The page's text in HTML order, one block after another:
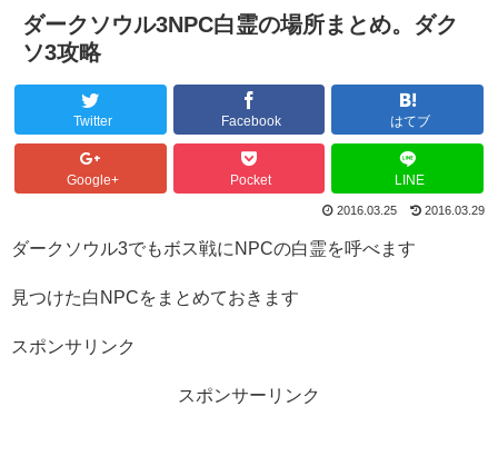
ダークソウル3NPC白霊の場所まとめ。ダク
ソ3攻略
Twitter Facebook はてブ
Google+ Pocket LINE
2016.03.25 2016.03.29
ダークソウル3でもボス戦にNPCの白霊を呼べます
見つけた白NPCをまとめておきます
スポンサリンク
スポンサーリンク